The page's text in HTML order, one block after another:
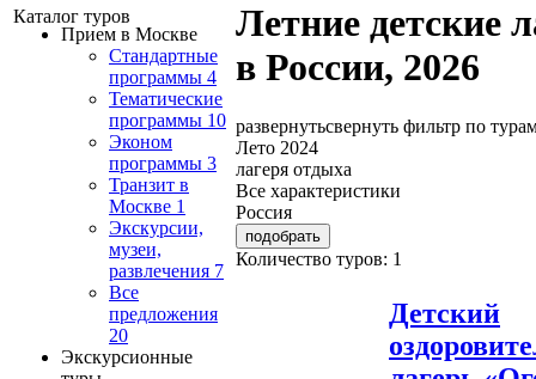
Каталог туров
Прием в Москве
Стандартные
программы 4
Тематические
программы 10
Эконом
программы 3
Транзит в
Москве 1
Экскурсии,
музеи,
развлечения 7
Все
предложения
20
Экскурсионные
Летние детские
в России, 2026
развернутьсвернуть фильтр по
Лето 2024
лагеря отдыха
Все характеристики
Россия
Количество туров: 1
Детский